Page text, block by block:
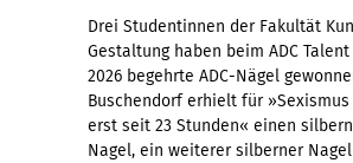
Drei Studentinnen der Fakultät
Gestaltung haben beim ADC Talent
2026 begehrte ADC-Nägel
Buschendorf erhielt für
erst seit 23 Stunden« einen
Nagel, ein weiterer silberner